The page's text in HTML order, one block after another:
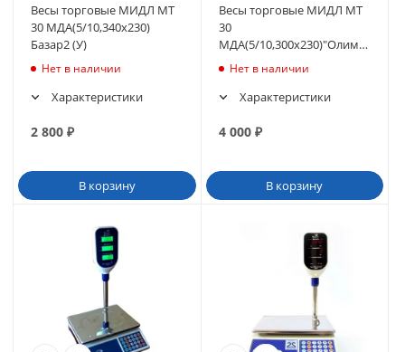
Весы торговые МИДЛ МТ
30 МДА(5/10,340х230)
Базар2 (У)
Нет в наличии
Характеристики
2 800 ₽
В корзину
Весы торговые МИДЛ МТ
30
МДА(5/10,300х230)"Олимп
2ур"Нет в наличии
Характеристики
4 000₽
В корзину